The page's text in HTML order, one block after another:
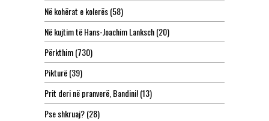
Në kohërat e kolerës(58)
Në kujtim të Hans-Joachim Lanksch(20)
Përkthim(730)
Pikturë(39)
Prit deri në pranverë, Bandini!(13)
Pse shkruaj?(28)